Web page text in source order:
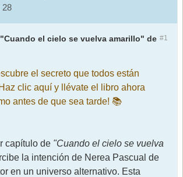
28
#1
el cielo se vuelva amarillo" de
capítulo de "Cuando el cielo se vuelva
la intención de Nerea Pascual de
en un universo alternativo. Esta